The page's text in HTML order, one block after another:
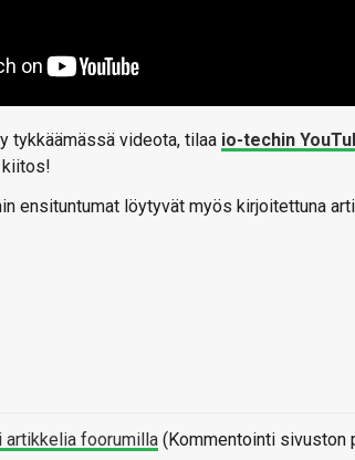
tykkäämässä videota, tilaa io-techin
kiitos!
ensituntumat löytyvät myös kirjoitettuna
artikkelia foorumilla (Kommentointi